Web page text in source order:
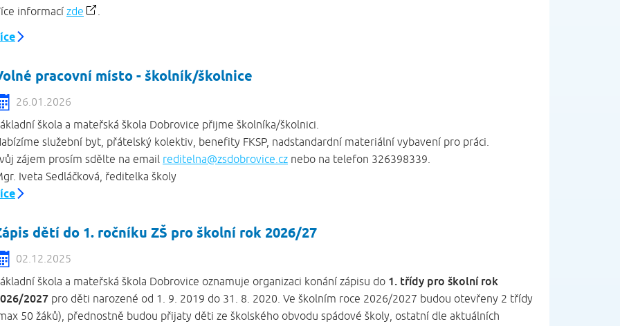
informací zde
pracovní místo - školník/školnice
26.01.2026
škola a mateřská škola Dobrovice přijme školníka/školnici.
služební byt, přátelský kolektiv, benefity FKSP, nadstandardní materiální vybavení pro práci.
zájem prosím sdělte na email reditelna@zsdobrovice.cz nebo na telefon 326398339.
Iveta Sedláčková, ředitelka školy
dětí do 1. ročníku ZŠ pro školní rok 2026/27
02.12.2025
škola a mateřská škola Dobrovice oznamuje organizaci konání zápisu do 1. třídy pro školní rok
2027 pro děti narozené od 1. 9. 2019 do 31. 8. 2020. Ve školním roce 2026/2027 budou otevřeny 2 třídy
50 žáků), přednostně budou přijaty děti ze školského obvodu spádové školy, ostatní dle aktuálních